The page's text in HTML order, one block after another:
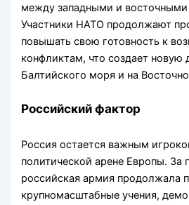
между западными и
Участники НАТО продолжают
повышать свою готовность к
конфликтам, что создает новую
Балтийского моря и на
Российский фактор
Россия остается важным
политической арене Европы. За
российская армия продолжала
крупномасштабные учения,